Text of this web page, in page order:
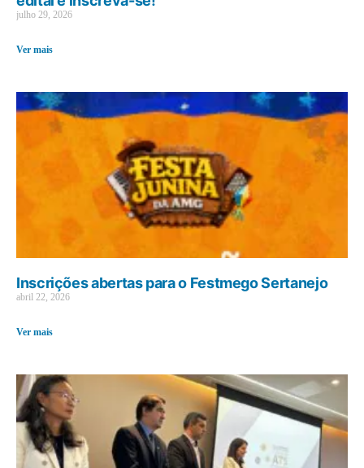
julho 29, 2026
Ver mais
Inscrições abertas para o Festmego Sertanejo
abril 22, 2026
Ver mais